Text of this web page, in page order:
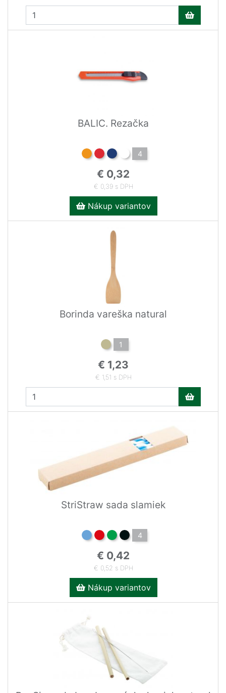
BALIC. Rezačka
4
€ 0,32
€ 0,39 s DPH
Nákup variantov
Borinda vareška natural
1
€ 1,23
€ 1,51 s DPH
StriStraw sada slamiek
4
€ 0,42
€ 0,52 s DPH
Nákup variantov